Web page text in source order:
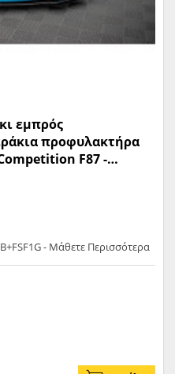
εμπρός
προφυλακτήρα
F87 -
- Μάθετε Περισσότερα